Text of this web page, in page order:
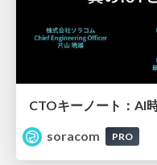
soracom
PRO